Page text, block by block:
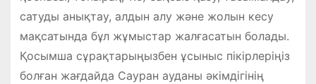
сатуды анықтау, алдын алу және жолын кесу
мақсатында бұл жұмыстар жалғасатын болады.
Қосымша сұрақтарыңызбен ұсыныс пікірлеріңіз
болған жағдайда Сауран ауданы әкімдігінің